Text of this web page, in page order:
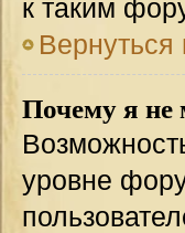
к таким
Вернуться
Почему я не
уровне